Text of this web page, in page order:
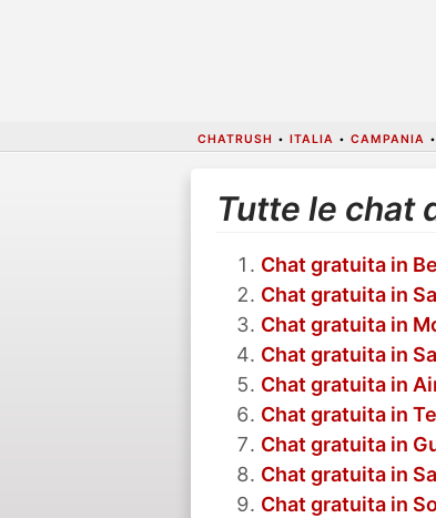
CHATRUSH • ITALIA • CAMPANIA •
Tutte le chat
Chat gratuita in
Chat gratuita in
Chat gratuita in
Chat gratuita in
Chat gratuita in
Chat gratuita in
Chat gratuita in
Chat gratuita in
Chat gratuita in